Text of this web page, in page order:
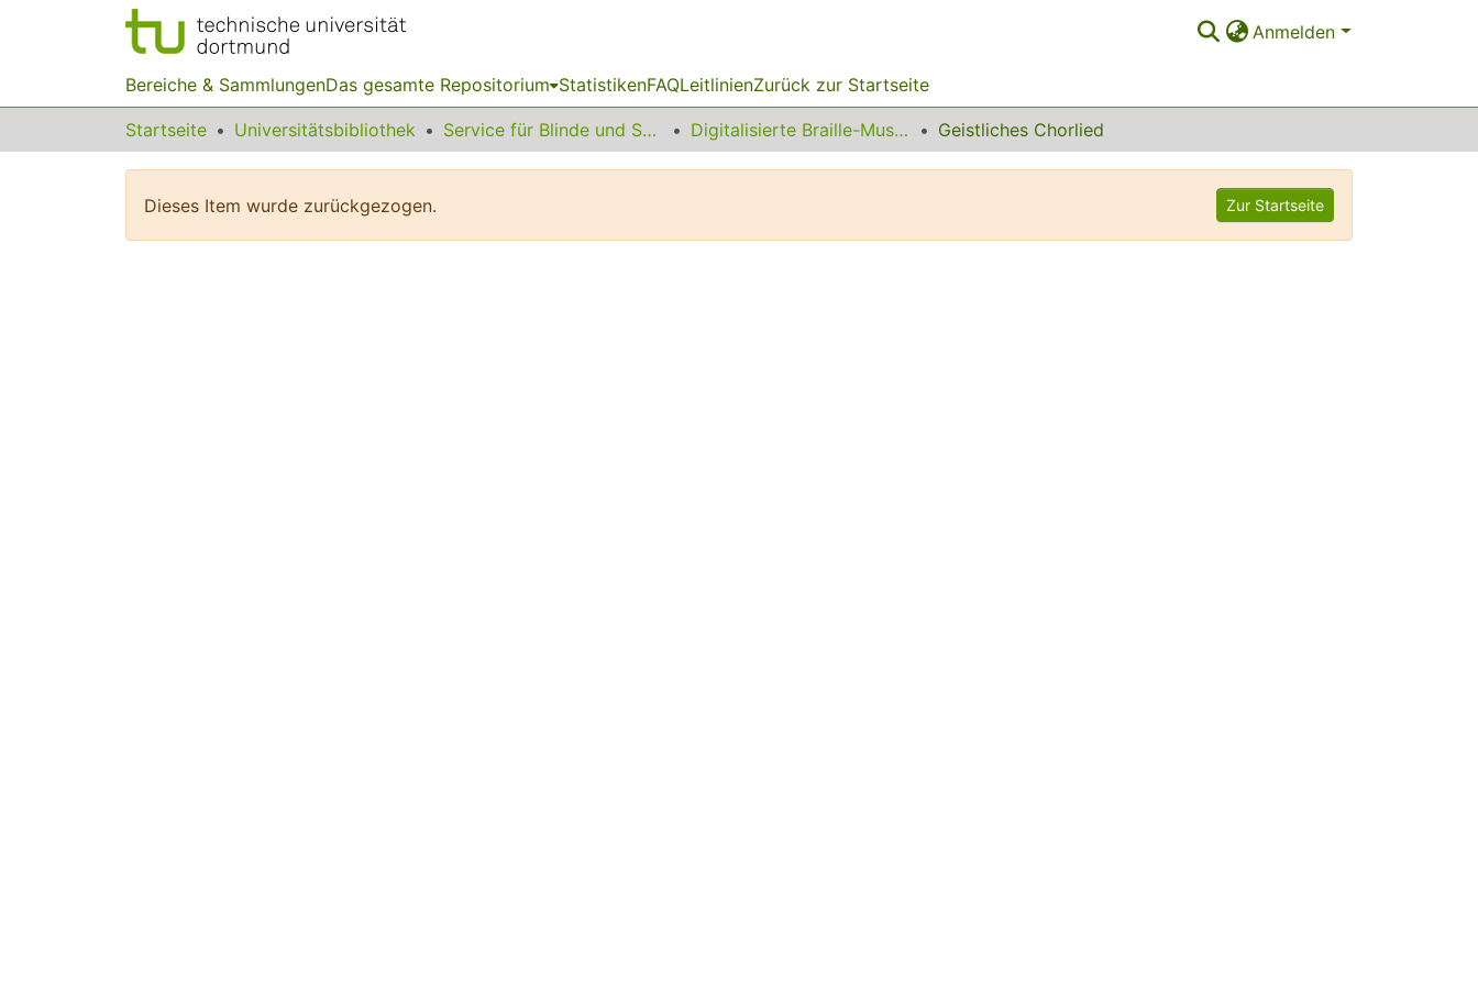
Anmelden
Bereiche & SammlungenDas gesamte Repositorium StatistikenFAQLeitlinienZurück zur Startseite
Startseite Universitätsbibliothek Service für Blinde und Sehbehinderte Digitalisierte Braille-Musik-Matrizen des VzfB Geistliches Chorlied
Dieses Item wurde zurückgezogen. Zur Startseite